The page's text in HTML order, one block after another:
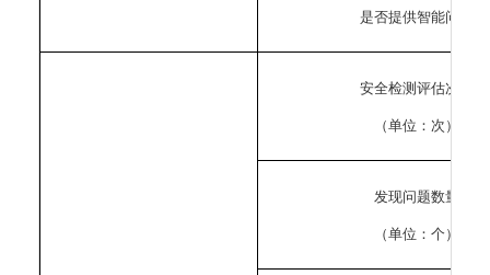
是否提供智能问答
安全检测评估次数
（单位：次）
发现问题数量
（单位：个）